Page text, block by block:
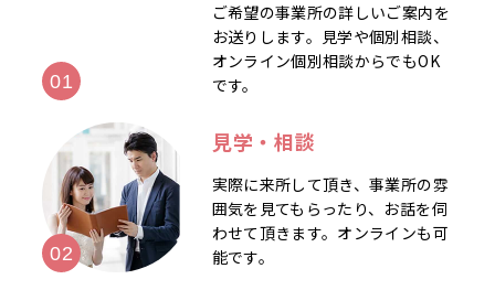
ご希望の事業所の詳しいご案内を
お送りします。見学や個別相談、
オンライン個別相談からでもOK
です。
見学・相談
実際に来所して頂き、事業所の雰
囲気を見てもらったり、お話を伺
わせて頂きます。オンラインも可
能です。